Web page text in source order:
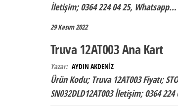
İletişim; 0364 224 04 25, Whatsapp…
29 Kasım 2022
Truva 12AT003 Ana Kart
Yazar: AYDIN AKDENİZ
Ürün Kodu; Truva 12AT003 Fiyatı;
SN032DLD12AT003 İletişim; 0364